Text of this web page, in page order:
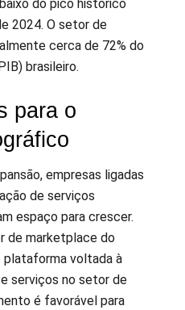
do pico histórico
2024. O setor de
cerca de 72% do
brasileiro.
para o
empresas ligadas
de serviços
espaço para crescer.
de marketplace do
voltada à
serviços no setor de
é favorável para